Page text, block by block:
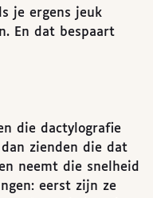
je ergens jeuk
En dat bespaart
die dactylografie
zienden die dat
neemt die snelheid
eerst zijn ze